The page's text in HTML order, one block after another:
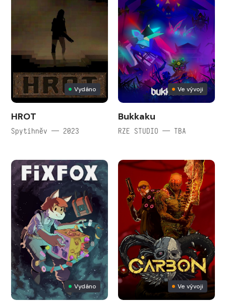
Vydáno
HROT
Spytihněv — 2023
Ve vývoji
Bukkaku
RZE STUDIO — TBA
Vydáno Ve vývoji